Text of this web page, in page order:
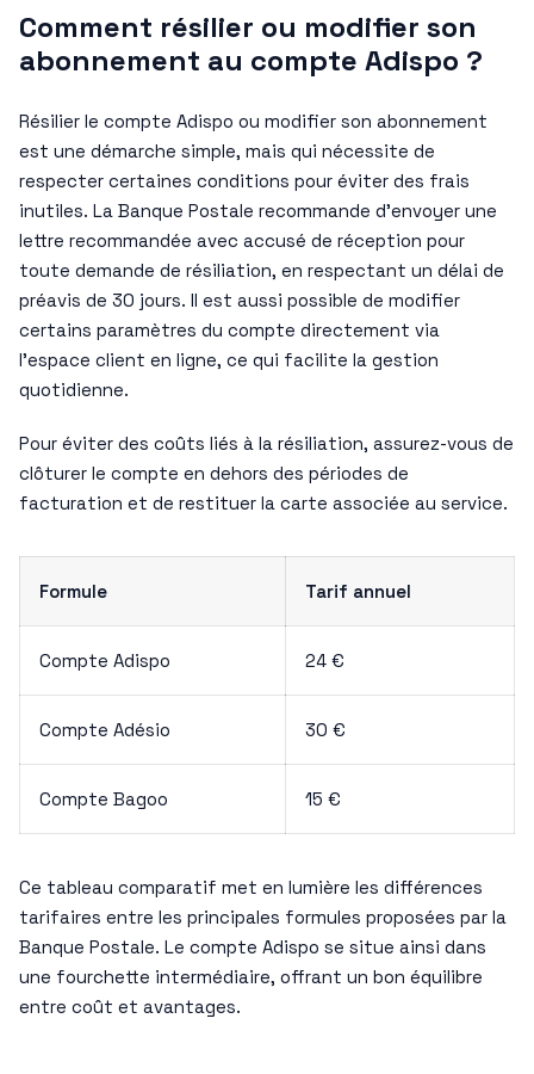
Comment résilier ou modifier son
abonnement au compte Adispo ?
Résilier le compte Adispo ou modifier son abonnement
est une démarche simple, mais qui nécessite de
respecter certaines conditions pour éviter des frais
inutiles. La Banque Postale recommande d’envoyer une
lettre recommandée avec accusé de réception pour
toute demande de résiliation, en respectant un délai de
préavis de 30 jours. Il est aussi possible de modifier
certains paramètres du compte directement via
l’espace client en ligne, ce qui facilite la gestion
quotidienne.
Pour éviter des coûts liés à la résiliation, assurez-vous de
clôturer le compte en dehors des périodes de
facturation et de restituer la carte associée au service.
Formule Tarif annuel
Compte Adispo 24 €
Compte Adésio 30 €
Compte Bagoo 15 €
Ce tableau comparatif met en lumière les différences
tarifaires entre les principales formules proposées par la
Banque Postale. Le compte Adispo se situe ainsi dans
une fourchette intermédiaire, offrant un bon équilibre
entre coût et avantages.